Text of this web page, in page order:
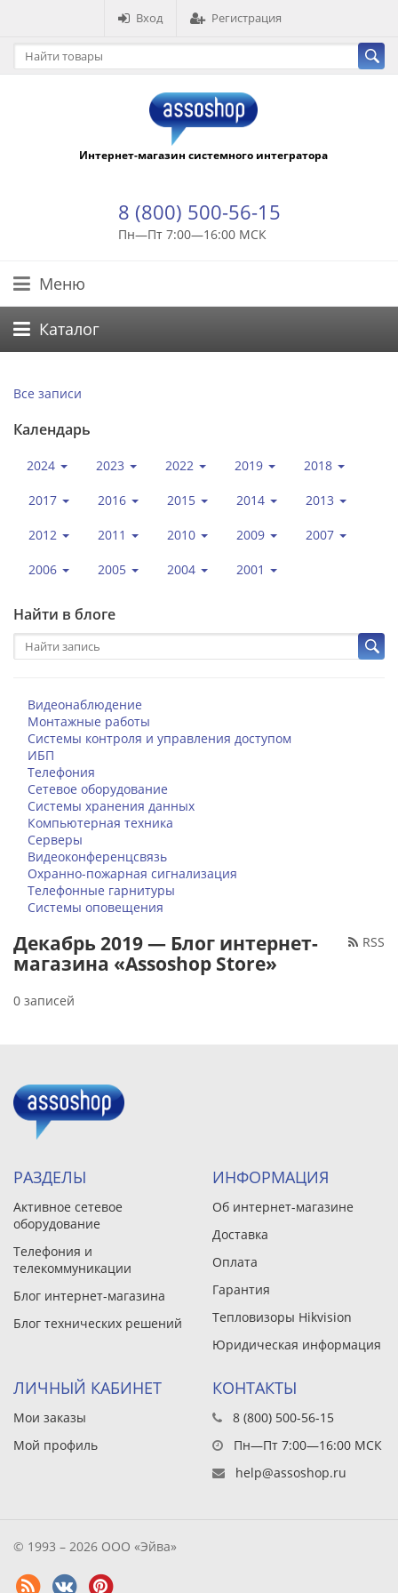
Вход Регистрация
Интернет-магазин системного интегратора
8 (800) 500-56-15
Пн—Пт 7:00—16:00 МСК
Меню
Каталог
Все записи
Календарь
2024 2023 2022 2019 2018
2017 2016 2015 2014 2013
2012 2011 2010 2009 2007
2006 2005 2004 2001
Найти в блоге
Видеонаблюдение
Монтажные работы
Системы контроля и управления доступом
ИБП
Телефония
Сетевое оборудование
Системы хранения данных
Компьютерная техника
Серверы
Видеоконференцсвязь
Охранно-пожарная сигнализация
Телефонные гарнитуры
Системы оповещения
RSS
Декабрь 2019 — Блог интернет-
магазина «Assoshop Store»
0 записей
РАЗДЕЛЫ
Активное сетевое
оборудование
Телефония и
телекоммуникации
Блог интернет-магазина
Блог технических решений
ИНФОРМАЦИЯ
Об интернет-магазине
Доставка
Оплата
Гарантия
Тепловизоры Hikvision
Юридическая информация
ЛИЧНЫЙ КАБИНЕТ
Мои заказы
Мой профиль
КОНТАКТЫ
8 (800) 500-56-15
Пн—Пт 7:00—16:00 МСК
help@assoshop.ru
© 1993 – 2026 ООО «Эйва»